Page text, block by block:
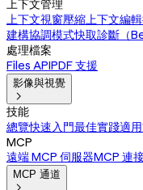
上下文管理
上下文視窗壓縮上下文編輯
建構協調模式快取診斷（
處理檔案
Files APIPDF 支援
影像與視覺

技能
總覽快速入門最佳實踐適
MCP
遠端 MCP 伺服器MCP 連
MCP 通道
